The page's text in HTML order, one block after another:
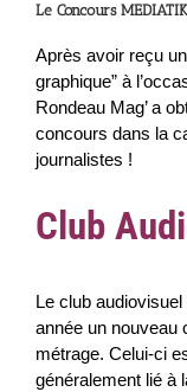
Le Concours
Après avoir reçu
graphique” à
Rondeau Mag’ a
concours dans la
journalistes !
Club
Le club
année un nouveau
métrage. Celui-ci
généralement lié à